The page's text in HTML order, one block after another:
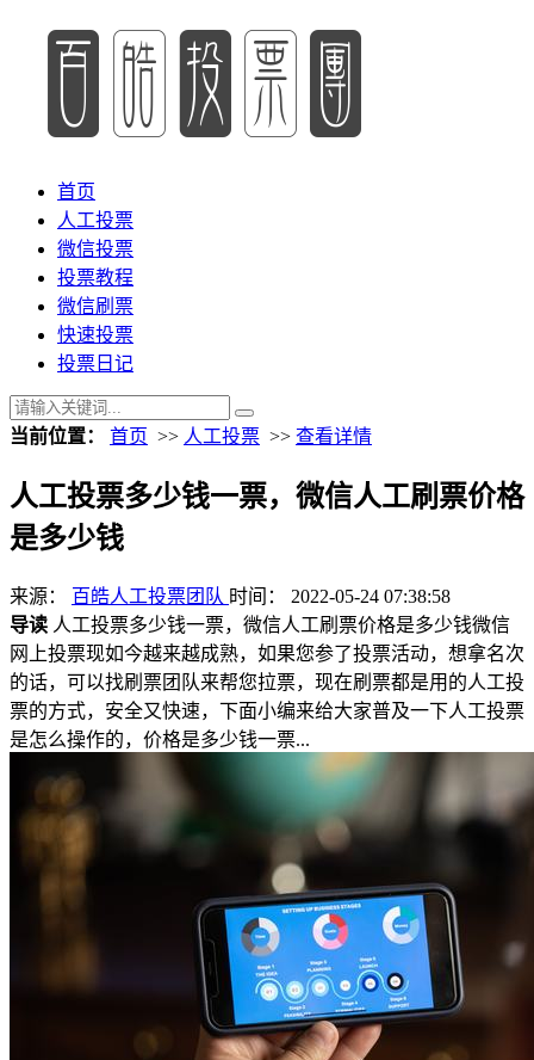
首页
人工投票
微信投票
投票教程
微信刷票
快速投票
投票日记
当前位置： 首页 >> 人工投票 >> 查看详情
人工投票多少钱一票，微信人工刷票价格
是多少钱
来源： 百皓人工投票团队 时间： 2022-05-24 07:38:58
导读 人工投票多少钱一票，微信人工刷票价格是多少钱微信
网上投票现如今越来越成熟，如果您参了投票活动，想拿名次
的话，可以找刷票团队来帮您拉票，现在刷票都是用的人工投
票的方式，安全又快速，下面小编来给大家普及一下人工投票
是怎么操作的，价格是多少钱一票...